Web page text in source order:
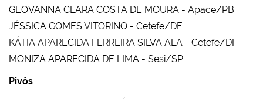
GEOVANNA CLARA COSTA DE MOURA - Apace/PB
JÉSSICA GOMES VITORINO - Cetefe/DF
KÁTIA APARECIDA FERREIRA SILVA ALA - Cetefe/DF
MONIZA APARECIDA DE LIMA - Sesi/SP
Pivôs